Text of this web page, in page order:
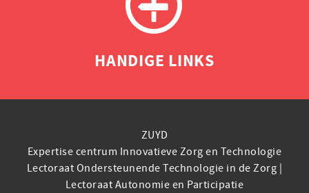
HANDIGE LINKS
ZUYD
Expertise centrum Innovatieve Zorg en Technologie
Lectoraat Ondersteunende Technologie in de Zorg |
Lectoraat Autonomie en Participatie